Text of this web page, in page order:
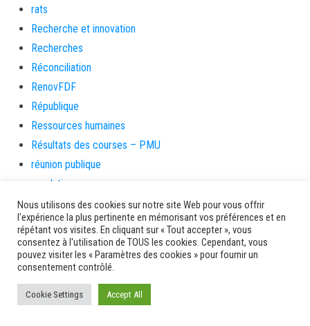
rats
Recherche et innovation
Recherches
Réconciliation
RenovFDF
République
Ressources humaines
Résultats des courses – PMU
réunion publique
revolution
Rhum
Rivière-Pilote
Rivière-Salée
rongeurs
rue case toto
Saint-Esprit
Nous utilisons des cookies sur notre site Web pour vous offrir
l'expérience la plus pertinente en mémorisant vos préférences et en
répétant vos visites. En cliquant sur « Tout accepter », vous
consentez à l'utilisation de TOUS les cookies. Cependant, vous
pouvez visiter les « Paramètres des cookies » pour fournir un
consentement contrôlé.
Cookie Settings Accept All